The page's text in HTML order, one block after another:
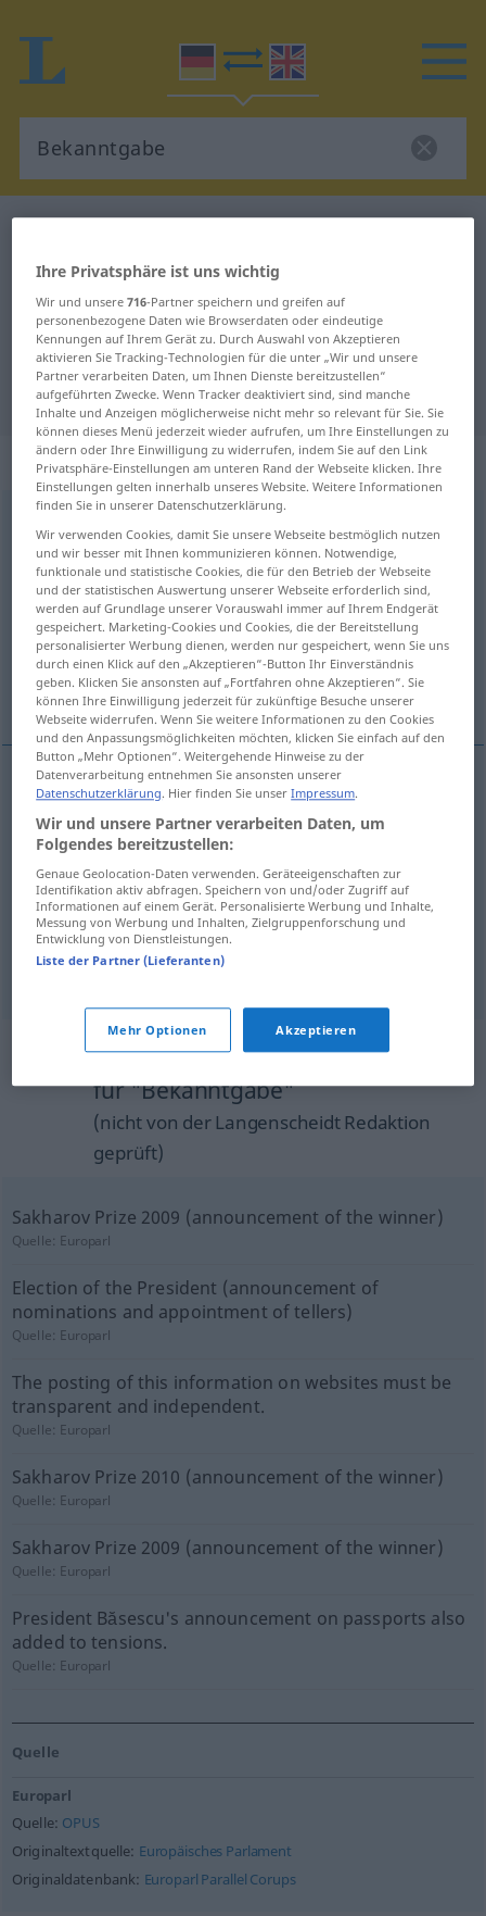
Deutsch-Englisch Übersetzung für
"Bekanntgabe"
"Bekanntgabe" Englisch
Übersetzung
„Bekanntgabe“: Femininum
kein
Übersicht aller Übersetzungen
(Für mehr Details die Übersetzung anklicken/antippen)
announcement, publication
promulgation
announcement Bekanntgabe Veröffentlichung
publication
promulgation Bekanntgabe
Beispielsätze aus externen Quellen
für "Bekanntgabe"
(nicht von der Langenscheidt Redaktion
geprüft)
Sakharov Prize 2009 (announcement of the winner)
Quelle: Europarl
Election of the President (announcement of
nominations and appointment of tellers)
Quelle: Europarl
The posting of this information on websites must be
transparent and independent.
Quelle: Europarl
Sakharov Prize 2010 (announcement of the winner)
Quelle: Europarl
Sakharov Prize 2009 (announcement of the winner)
Quelle: Europarl
President Băsescu's announcement on passports also
added to tensions.
Quelle: Europarl
Quelle
Europarl
Quelle: OPUS
Originaltextquelle: Europäisches Parlament
Originaldatenbank: Europarl Parallel Corups
Ihre Privatsphäre ist uns wichtig
Wir und unsere716-Partner speichern und greifen auf
personenbezogene Daten wie Browserdaten oder eindeutige
Kennungen auf Ihrem Gerät zu. Durch Auswahl von Akzeptieren
aktivieren Sie Tracking-Technologien für die unter „Wir und unsere
Partner verarbeiten Daten, um Ihnen Dienste bereitzustellen“
aufgeführten Zwecke. Wenn Tracker deaktiviert sind, sind manche
Inhalte und Anzeigen möglicherweise nicht mehr so relevant für Sie. Sie
können dieses Menü jederzeit wieder aufrufen, um Ihre Einstellungen zu
ändern oder Ihre Einwilligung zu widerrufen, indem Sie auf den Link
Privatsphäre-Einstellungen am unteren Rand der Webseite klicken. Ihre
Einstellungen gelten innerhalb unseres Website. Weitere Informationen
finden Sie in unserer Datenschutzerklärung.
Wir verwenden Cookies, damit Sie unsere Webseite bestmöglich nutzen
und wir besser mit Ihnen kommunizieren können. Notwendige,
funktionale und statistische Cookies, die für den Betrieb der Webseite
und der statistischen Auswertung unserer Webseite erforderlich sind,
werden auf Grundlage unserer Vorauswahl immer auf Ihrem Endgerät
gespeichert. Marketing-Cookies und Cookies, die der Bereitstellung
personalisierter Werbung dienen, werden nur gespeichert, wenn Sie uns
durch einen Klick auf den „Akzeptieren“-Button Ihr Einverständnis
geben. Klicken Sie ansonsten auf „Fortfahren ohne Akzeptieren“. Sie
können Ihre Einwilligung jederzeit für zukünftige Besuche unserer
Webseite widerrufen. Wenn Sie weitere Informationen zu den Cookies
und den Anpassungsmöglichkeiten möchten, klicken Sie einfach auf den
Button „Mehr Optionen“. Weitergehende Hinweise zu der
Datenverarbeitung entnehmen Sie ansonsten unserer
Datenschutzerklärung. Hier finden Sie unserImpressum.
Wir und unsere Partner verarbeiten Daten, um
Folgendes bereitzustellen:
Genaue Geolocation-Daten verwenden. Geräteeigenschaften zur
Identifikation aktiv abfragen. Speichern von und/oder Zugriff auf
Informationen auf einem Gerät. Personalisierte Werbung und Inhalte,
Messung von Werbung und Inhalten, Zielgruppenforschung und
Entwicklung von Dienstleistungen.
Liste der Partner (Lieferanten)
Mehr Optionen Akzeptieren